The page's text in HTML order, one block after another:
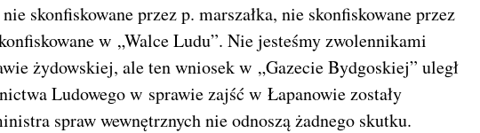
skonfiskowane przez p. marszałka, nie skonfiskowane przez
w „Walce Ludu”. Nie jesteśmy zwolennikami
żydowskiej, ale ten wniosek w „Gazecie Bydgoskiej” uległ
Ludowego w sprawie zajść w Łapanowie zostały
spraw wewnętrznych nie odnoszą żadnego skutku.